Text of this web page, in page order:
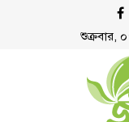
শুক্রবার,